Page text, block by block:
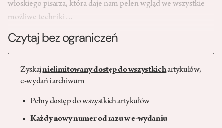
włoskiego pisarza, która daje nam pełen wgląd we wszystkie
możliwe techniki…
Czytaj bez ograniczeń
Zyskajnielimitowany dostęp do wszystkichartykułów,
e-wydań i archiwum
Pełny dostęp do wszystkich artykułów
Każdy nowy numer od razu w e-wydaniu